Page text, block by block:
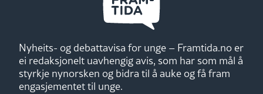
Nyheits- og debattavisa for unge – Framtida.no er
ei redaksjonelt uavhengig avis, som har som mål å
styrkje nynorsken og bidra til å auke og få fram
engasjementet til unge.